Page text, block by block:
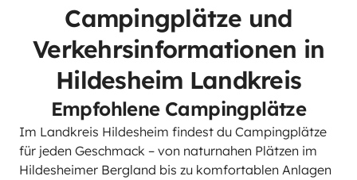
Campingplätze und
Verkehrsinformationen in
Hildesheim Landkreis
Empfohlene Campingplätze
Im Landkreis Hildesheim findest du Campingplätze
für jeden Geschmack – von naturnahen Plätzen im
Hildesheimer Bergland bis zu komfortablen Anlagen